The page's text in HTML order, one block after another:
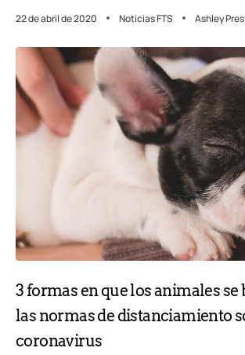
22 de abril de 2020 Noticias FTS Ashley
3 formas en que los animales se
las normas de distanciamiento
coronavirus